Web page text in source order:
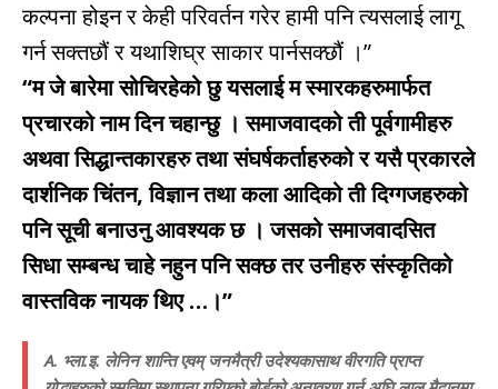
कल्पना होइन र केही परिवर्तन गरेर हामी पनि त्यसलाई लागू
गर्न सक्तछौं र यथाशिघ्र साकार पार्नसक्छौं ।”
“म जे बारेमा सोचिरहेको छु यसलाई म स्मारकहरुमार्फत
प्रचारको नाम दिन चहान्छु । समाजवादको ती पूर्वगामीहरु
अथवा सिद्धान्तकारहरु तथा संघर्षकर्ताहरुको र यसै प्रकारले
दार्शनिक चिंतन, विज्ञान तथा कला आदिको ती दिग्गजहरुको
पनि सूची बनाउनु आवश्यक छ । जसको समाजवादसित
सिधा सम्बन्ध चाहे नहुन पनि सक्छ तर उनीहरु संस्कृतिको
वास्तविक नायक थिए …।”
A. भ्ला.इ. लेनिन शान्ति एवम् जनमैत्री उदेश्यकासाथ वीरगति प्राप्त